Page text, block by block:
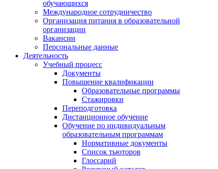
обучающихся
Международное сотрудничество
Организация питания в образовательной
организации
Вакансии
Персональные данные
Деятельность
Учебный процесс
Документы
Повышение квалификации
Образовательные программы
Стажировки
Переподготовка
Дистанционное обучение
Обучение по индивидуальным
образовательным программам
Нормативные документы
Список тьюторов
Глоссарий